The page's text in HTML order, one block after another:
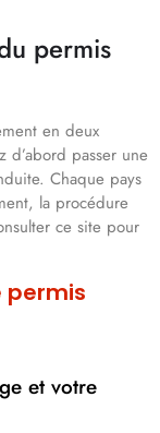
permis
en deux
passer une
Chaque pays
la procédure
ce site pour
permis
et votre